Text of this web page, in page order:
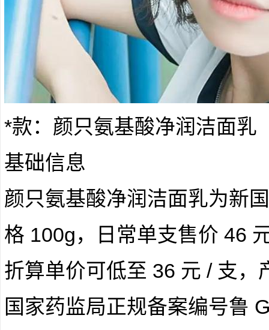
*款：颜只氨基酸净润洁面乳
基础信息
颜只氨基酸净润洁面乳为新
格 100g，日常单支售价 46
折算单价可低至 36 元 / 支，
国家药监局正规备案编号鲁